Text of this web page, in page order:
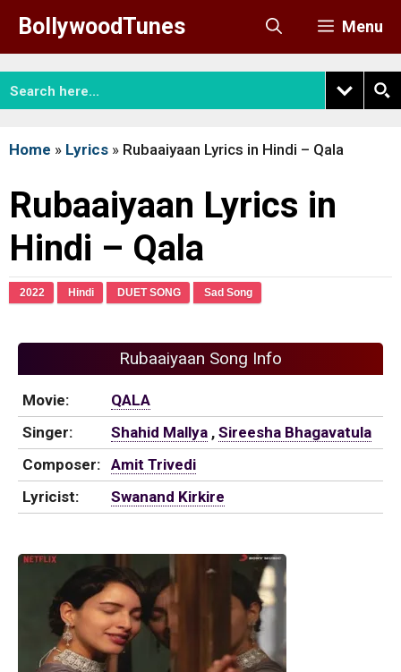
content
BollywoodTunes Menu
Home » Lyrics » Rubaaiyaan Lyrics in Hindi – Qala
Rubaaiyaan Lyrics in
Hindi – Qala
2022 Hindi DUET SONG Sad Song
Rubaaiyaan Song Info
Movie:
QALA
Singer:
Shahid Mallya , Sireesha Bhagavatula
Composer: Amit Trivedi
Lyricist:
Swanand Kirkire